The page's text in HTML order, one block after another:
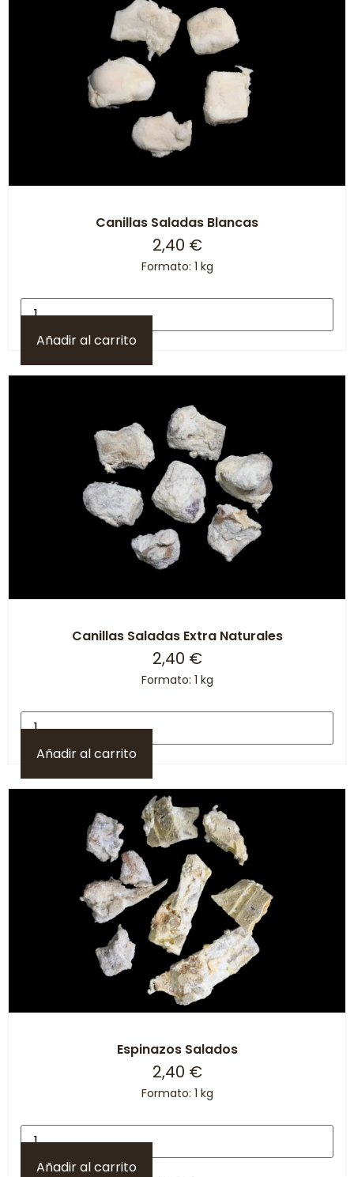
Canillas Saladas Blancas
2,40 €
Formato: 1 kg
Añadir al carrito
Canillas Saladas Extra Naturales
2,40 €
Formato: 1 kg
Añadir al carrito
Espinazos Salados
2,40 €
Formato: 1 kg
Añadir al carrito